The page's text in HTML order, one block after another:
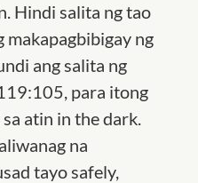
Hindi salita ng tao
makapagbibigay ng
ang salita ng
para itong
atin in the dark.
na
tayo safely,